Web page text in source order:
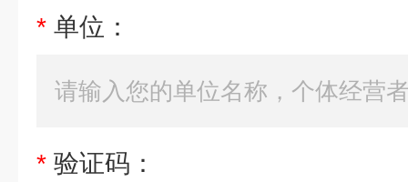
* 单位：
* 验证码：